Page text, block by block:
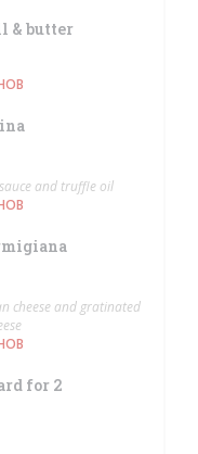
& butter
and truffle oil
cheese and gratinated
for 2